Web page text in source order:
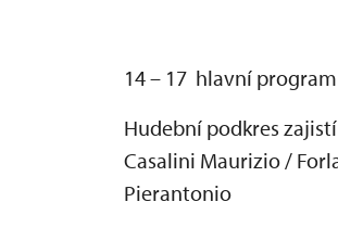
14 – 17 hlavní
Hudební podkres
Casalini Maurizio /
Pierantonio